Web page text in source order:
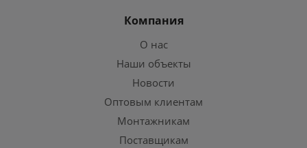
Компания
О нас
Наши объекты
Новости
Оптовым клиентам
Монтажникам
Поставщикам